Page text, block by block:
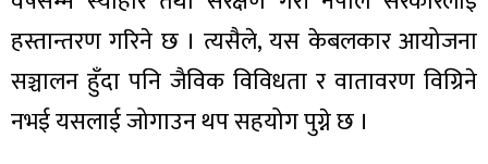
हस्तान्तरण गरिने छ । त्यसैले, यस केबलकार आयोजना
सञ्चालन हुँदा पनि जैविक विविधता र वातावरण विग्रिने
नभई यसलाई जोगाउन थप सहयोग पुग्ने छ ।